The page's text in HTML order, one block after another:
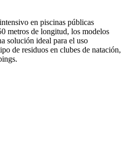
en piscinas públicas
metros de longitud, los modelos
ideal para el uso
de residuos en clubes de natación,